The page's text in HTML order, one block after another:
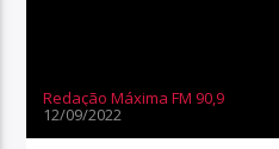
Redação Máxima FM 90,9
12/09/2022